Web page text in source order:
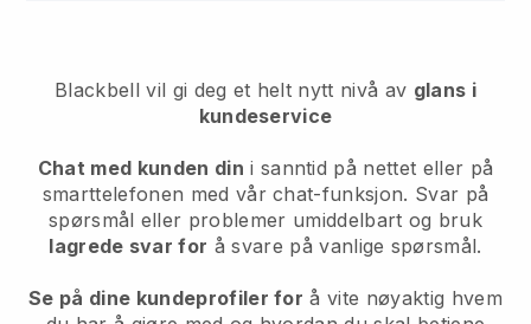
Blackbell vil gi deg et helt nytt nivå av glans i
kundeservice
Chat med kunden din i sanntid på nettet eller på
smarttelefonen med vår chat-funksjon. Svar på
spørsmål eller problemer umiddelbart og bruk
lagrede svar for å svare på vanlige spørsmål.
Se på dine kundeprofiler for å vite nøyaktig hvem